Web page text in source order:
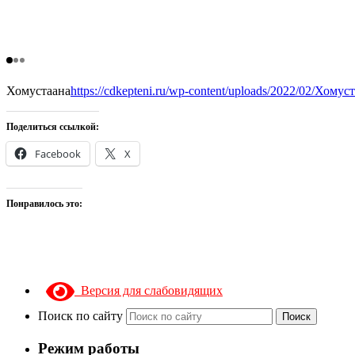
Хомустаанаhttps://cdkepteni.ru/wp-content/uploads/2022/02/
Поделиться ссылкой:
Facebook X
Понравилось это:
Версия для слабовидящих
Поиск по сайту
Поиск
Режим работы